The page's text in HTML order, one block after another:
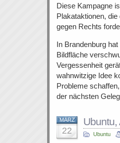
Diese Kampagne
Plakataktionen,
gegen Rechts
In Brandenburg
Bildfläche
Vergessenheit
wahnwitzige Idee
Probleme
der nächsten
MÄRZ
22 Ubuntu